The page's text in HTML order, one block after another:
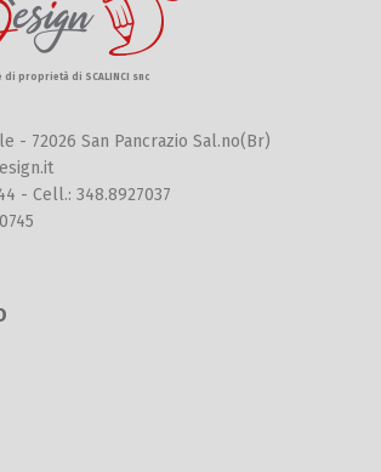
di proprietà di SCALINCI snc
- 72026 San Pancrazio Sal.no(Br)
- Cell.: 348.8927037